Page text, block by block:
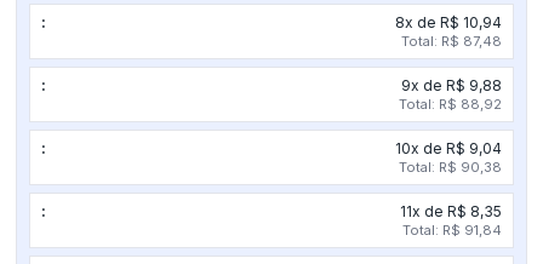
8x de R$ 10,94
Total: R$ 87,48
9x de R$ 9,88
Total: R$ 88,92
10x de R$ 9,04
Total: R$ 90,38
11x de R$ 8,35
Total: R$ 91,84